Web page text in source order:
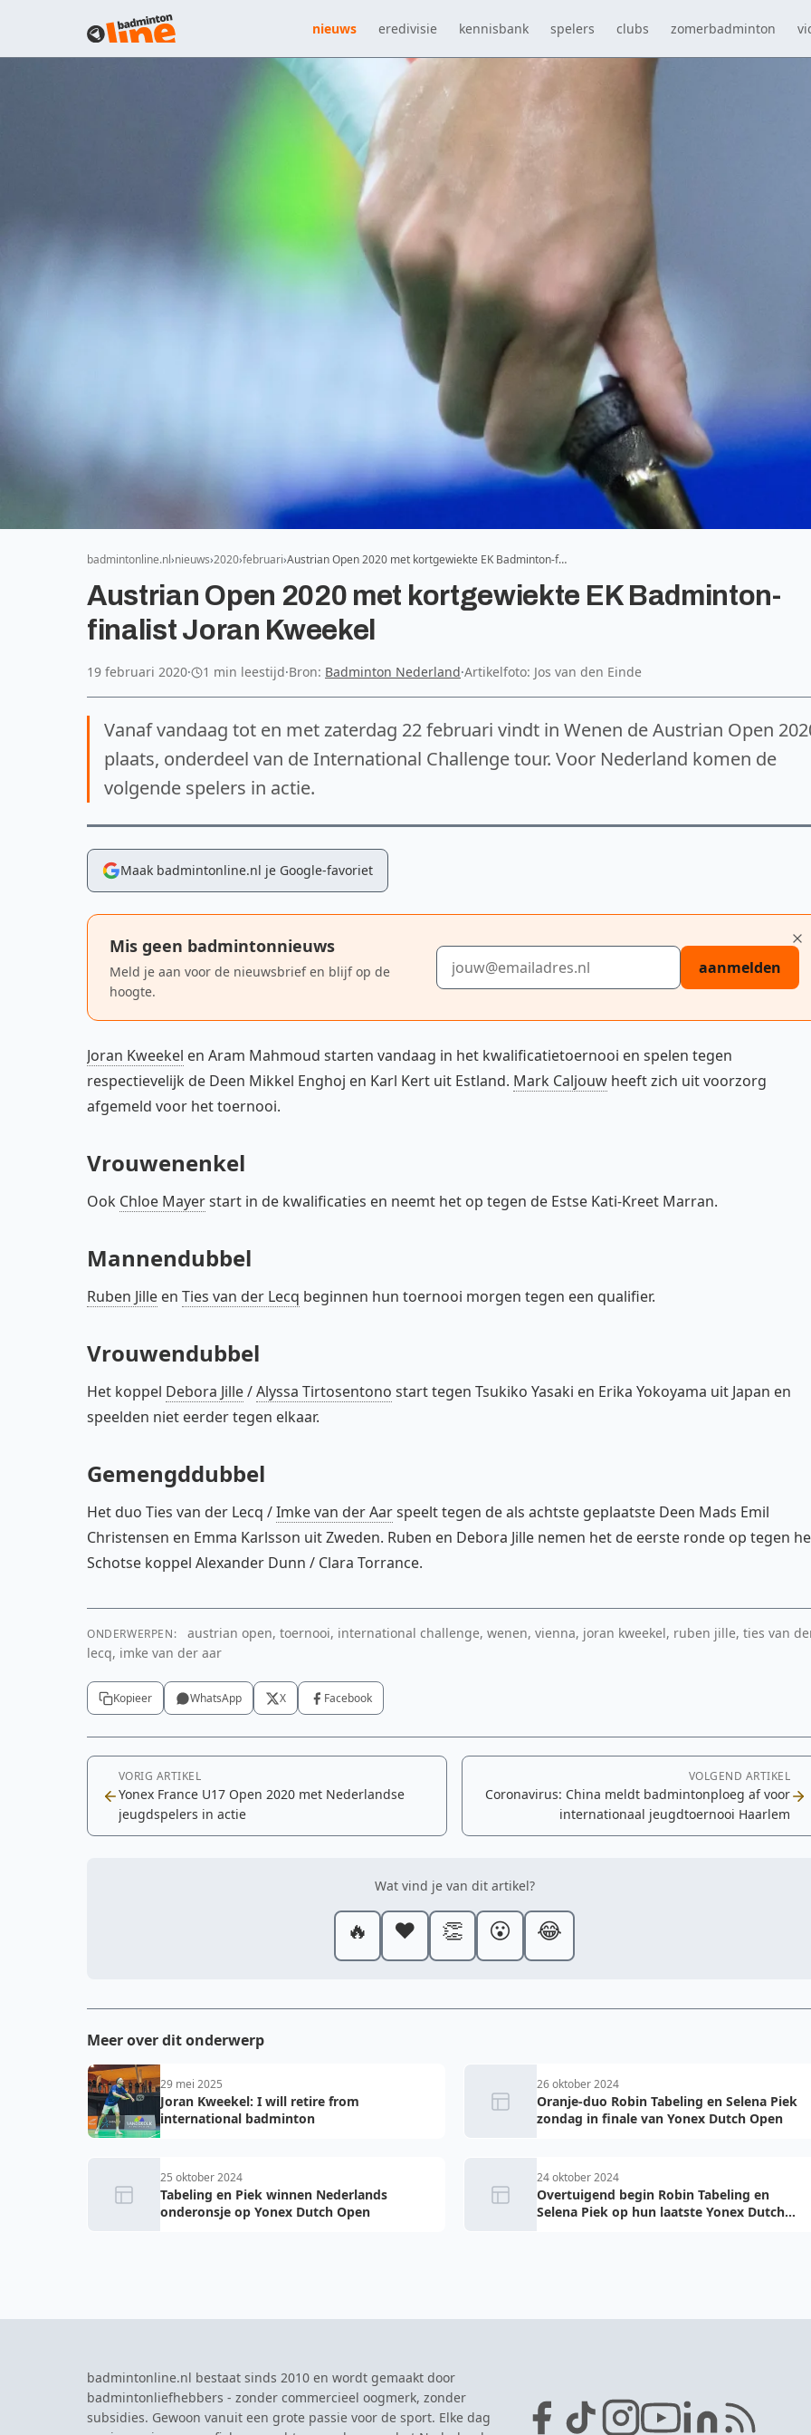
nieuws eredivisie kennisbank spelers clubs zomerbadminton
badmintonline.nl nieuws 2020 februari Austrian Open 2020 met kortgewiekte EK Badminton-f…
Austrian Open 2020 met kortgewiekte EK Badminton-
finalist Joran Kweekel
19 februari 2020· 1 min leestijd·Bron: Badminton Nederland·Artikelfoto: Jos van den Einde
Vanaf vandaag tot en met zaterdag 22 februari vindt in Wenen de Austrian Open
plaats, onderdeel van de International Challenge tour. Voor Nederland komen de
volgende spelers in actie.
Maak badmintonline.nl je Google-favoriet
Mis geen badmintonnieuws
Meld je aan voor de nieuwsbrief en blijf op de
hoogte.
E-mailadres
aanmelden
Joran Kweekel en Aram Mahmoud starten vandaag in het kwalificatietoernooi en spelen tegen
respectievelijk de Deen Mikkel Enghoj en Karl Kert uit Estland. Mark Caljouw heeft zich uit voorzorg
afgemeld voor het toernooi.
Vrouwenenkel
Ook Chloe Mayerstart in de kwalificaties en neemt het op tegen de Estse Kati-Kreet Marran.
Mannendubbel
Ruben Jille en Ties van der Lecq beginnen hun toernooi morgen tegen een qualifier.
Vrouwendubbel
Het koppel Debora Jille/Alyssa Tirtosentono start tegen Tsukiko Yasaki en Erika Yokoyama uit Japan en
speelden niet eerder tegen elkaar.
Gemengddubbel
Het duo Ties van der Lecq /Imke van der Aarspeelt tegen de als achtste geplaatste Deen Mads Emil
Christensen en Emma Karlsson uit Zweden. Ruben en Debora Jille nemen het de eerste ronde op tegen
Schotse koppel Alexander Dunn / Clara Torrance.
ONDERWERPEN:
austrian open, toernooi, international challenge, wenen, vienna, joran kweekel, ruben jille, ties van
lecq, imke van der aar
Kopieer WhatsApp X Facebook
VORIG ARTIKEL
Yonex France U17 Open 2020 met Nederlandse
jeugdspelers in actie
VOLGEND ARTIKEL
Coronavirus: China meldt badmintonploeg af voor
internationaal jeugdtoernooi Haarlem
Wat vind je van dit artikel?
🔥 ❤️ 👏 😮 😂
Meer over dit onderwerp
29 mei 2025
Joran Kweekel: I will retire from
international badminton
26 oktober 2024
Oranje-duo Robin Tabeling en Selena Piek
zondag in finale van Yonex Dutch Open
25 oktober 2024
Tabeling en Piek winnen Nederlands
onderonsje op Yonex Dutch Open
24 oktober 2024
Overtuigend begin Robin Tabeling en
Selena Piek op hun laatste Yonex Dutch
badmintonline.nl bestaat sinds 2010 en wordt gemaakt door
badmintonliefhebbers - zonder commercieel oogmerk, zonder
subsidies. Gewoon vanuit een grote passie voor de sport. Elke dag